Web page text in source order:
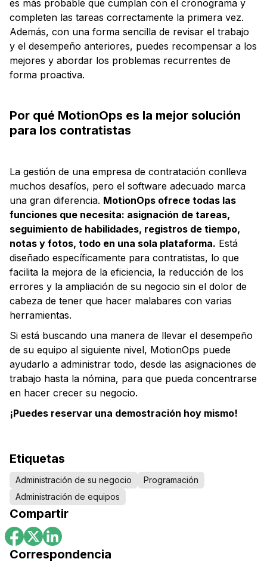
es más probable que cumplan con el cronograma y
completen las tareas correctamente la primera vez.
Además, con una forma sencilla de revisar el trabajo
y el desempeño anteriores, puedes recompensar a los
mejores y abordar los problemas recurrentes de
forma proactiva.
Por qué MotionOps es la mejor solución
para los contratistas
La gestión de una empresa de contratación conlleva
muchos desafíos, pero el software adecuado marca
una gran diferencia. MotionOps ofrece todas las
funciones que necesita: asignación de tareas,
seguimiento de habilidades, registros de tiempo,
notas y fotos, todo en una sola plataforma. Está
diseñado específicamente para contratistas, lo que
facilita la mejora de la eficiencia, la reducción de los
errores y la ampliación de su negocio sin el dolor de
cabeza de tener que hacer malabares con varias
herramientas.
Si está buscando una manera de llevar el desempeño
de su equipo al siguiente nivel, MotionOps puede
ayudarlo a administrar todo, desde las asignaciones de
trabajo hasta la nómina, para que pueda concentrarse
en hacer crecer su negocio.
¡Puedes reservar una demostración hoy mismo!
Etiquetas
Administración de su negocio
Programación
Administración de equipos
Compartir
Correspondencia